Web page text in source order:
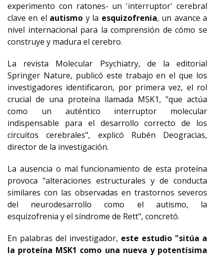
experimento con ratones- un 'interruptor' cerebral
clave en el autismo y la esquizofrenia, un avance a
nivel internacional para la comprensión de cómo se
construye y madura el cerebro.
La revista Molecular Psychiatry, de la editorial
Springer Nature, publicó este trabajo en el que los
investigadores identificaron, por primera vez, el rol
crucial de una proteína llamada MSK1, "que actúa
como un auténtico interruptor molecular
indispensable para el desarrollo correcto de los
circuitos cerebrales", explicó Rubén Deogracias,
director de la investigación.
La ausencia o mal funcionamiento de esta proteína
provoca "alteraciones estructurales y de conducta
similares con las observadas en trastornos severos
del neurodesarrollo como el autismo, la
esquizofrenia y el síndrome de Rett", concretó.
En palabras del investigador, este estudio "sitúa a
la proteína MSK1 como una nueva y potentísima